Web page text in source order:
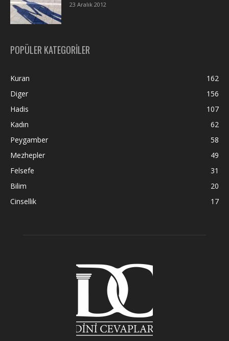
23 Aralık 2012
POPÜLER KATEGORİLER
Kuran
162
Diger
156
Hadis
107
Kadın
62
Peygamber
58
Mezhepler
49
Felsefe
31
Bilim
20
Cinsellik
17